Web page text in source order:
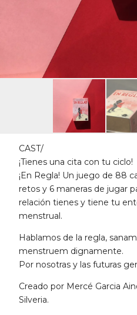
CAST/
¡Tienes una cita con tu ciclo!
¡En Regla! Un juego de 88
retos y 6 maneras de jugar
relación tienes y tiene tu
menstrual.
Hablamos de la regla,
menstruem dignamente.
Por nosotras y las futuras
Creado por Mercé Garcia
Silveria.